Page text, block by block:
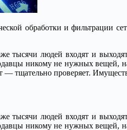
обработки и фильтрации
тысячи людей входят и
никому не нужных вещей,
тщательно проверяет.
тысячи людей входят и
никому не нужных вещей,